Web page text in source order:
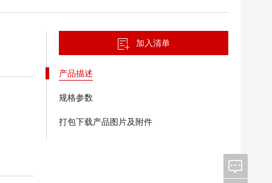
加入清单
产品描述
规格参数
打包下载产品图片及附件